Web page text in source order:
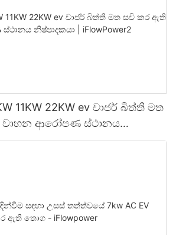
11KW 22KW ev චාජර් බිත්ති මත
වාහන ආරෝපණ ස්ථානය